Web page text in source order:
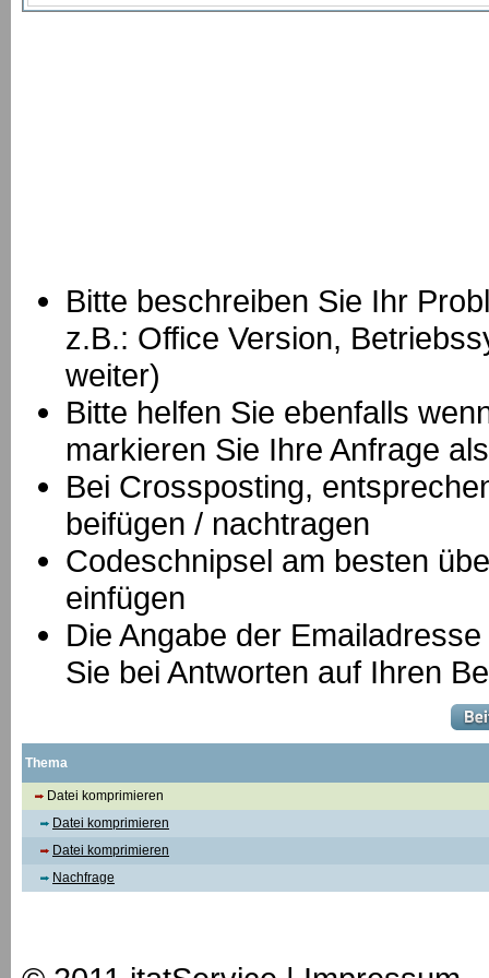
Bitte beschreiben Sie Ihr
z.B.: Office Version,
weiter)
Bitte helfen Sie ebenfalls
markieren Sie Ihre Anfrage
Bei Crossposting,
beifügen / nachtragen
Codeschnipsel am besten
einfügen
Die Angabe der
Sie bei Antworten auf Ihren
Thema
Datei komprimieren
Datei komprimieren
Datei komprimieren
Nachfrage